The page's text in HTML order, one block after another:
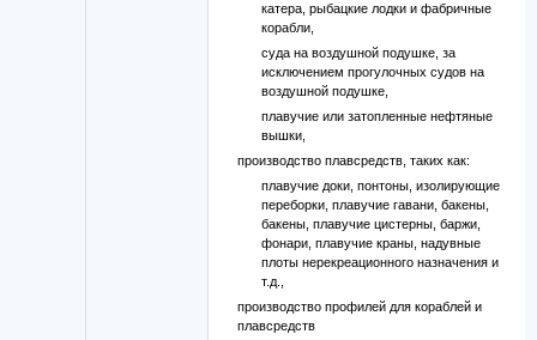
катера, рыбацкие лодки и фабричные
корабли,
суда на воздушной подушке, за
исключением прогулочных судов на
воздушной подушке,
плавучие или затопленные нефтяные
вышки,
производство плавсредств, таких как:
плавучие доки, понтоны, изолирующие
переборки, плавучие гавани, бакены,
бакены, плавучие цистерны, баржи,
фонари, плавучие краны, надувные
плоты нерекреационного назначения и
т.д.,
производство профилей для кораблей и
плавсредств